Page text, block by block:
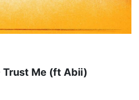
Trust Me (ft Abii)